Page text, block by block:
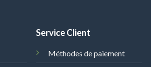
Service Client
Méthodes de paiement